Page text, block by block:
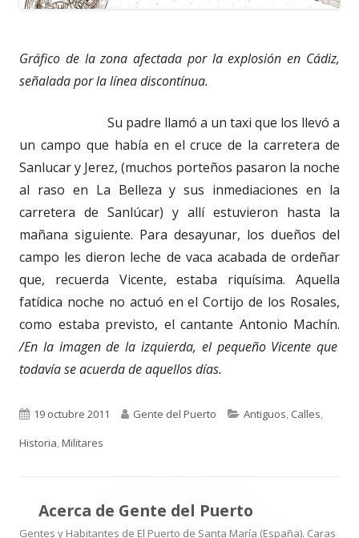
Gráfico de la zona afectada por la explosión en Cádiz,
señalada por la línea discontínua.
Su padre llamó a un taxi que los llevó a
un campo que había en el cruce de la carretera de
Sanlucar y Jerez, (muchos porteños pasaron la noche
al raso en La Belleza y sus inmediaciones en la
carretera de Sanlúcar) y allí estuvieron hasta la
mañana siguiente. Para desayunar, los dueños del
campo les dieron leche de vaca acabada de ordeñar
que, recuerda Vicente, estaba riquísima. Aquella
fatídica noche no actuó en el Cortijo de los Rosales,
como estaba previsto, el cantante Antonio Machín.
/En la imagen de la izquierda, el pequeño Vicente que
todavía se acuerda de aquellos días.
Publicado
el
19 octubre 2011 Autor
Gente del Puerto Categorías
Antiguos, Calles,
Historia,Militares
Acerca de Gente del Puerto
Gentes y Habitantes de El Puerto de Santa María (España). Caras